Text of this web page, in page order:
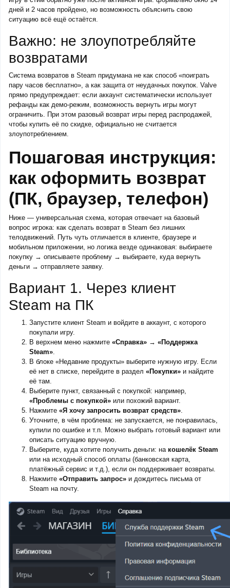
дней и 2 часов пройдено, но возможность объяснить свою
ситуацию всё ещё остаётся.
Важно: не злоупотребляйте
возвратами
Система возвратов в Steam придумана не как способ «поиграть
пару часов бесплатно», а как защита от неудачных покупок. Valve
прямо предупреждает: если аккаунт систематически использует
рефанды как демо-режим, возможность вернуть игры могут
ограничить. При этом разовый возврат игры перед распродажей,
чтобы купить её по скидке, официально не считается
злоупотреблением.
Пошаговая инструкция:
как оформить возврат
(ПК, браузер, телефон)
Ниже — универсальная схема, которая отвечает на базовый
вопрос игрока: как сделать возврат в Steam без лишних
телодвижений. Путь чуть отличается в клиенте, браузере и
мобильном приложении, но логика везде одинаковая: выбираете
покупку → описываете проблему → выбираете, куда вернуть
деньги → отправляете заявку.
Вариант 1. Через клиент
Steam на ПК
Запустите клиент Steam и войдите в аккаунт, с которого
покупали игру.
В верхнем меню нажмите «Справка» → «Поддержка
Steam».
В блоке «Недавние продукты» выберите нужную игру. Если
её нет в списке, перейдите в раздел «Покупки» и найдите
её там.
Выберите пункт, связанный с покупкой: например,
«Проблемы с покупкой» или похожий вариант.
Нажмите «Я хочу запросить возврат средств».
Уточните, в чём проблема: не запускается, не понравилась,
купили по ошибке и т.п. Можно выбрать готовый вариант или
описать ситуацию вручную.
Выберите, куда хотите получить деньги: на кошелёк Steam
или на исходный способ оплаты (банковская карта,
платёжный сервис и т.д.), если он поддерживает возвраты.
Нажмите «Отправить запрос» и дождитесь письма от
Steam на почту.